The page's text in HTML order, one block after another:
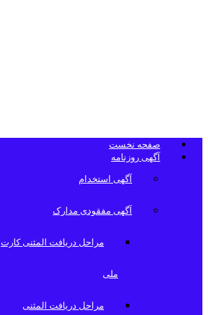
صفحه نخست
آگهی روزنامه
آگهی استخدام
آگهی مفقودی مدارک
مراحل دریافت المثنی کارت
ملی
مراحل دریافت المثنی